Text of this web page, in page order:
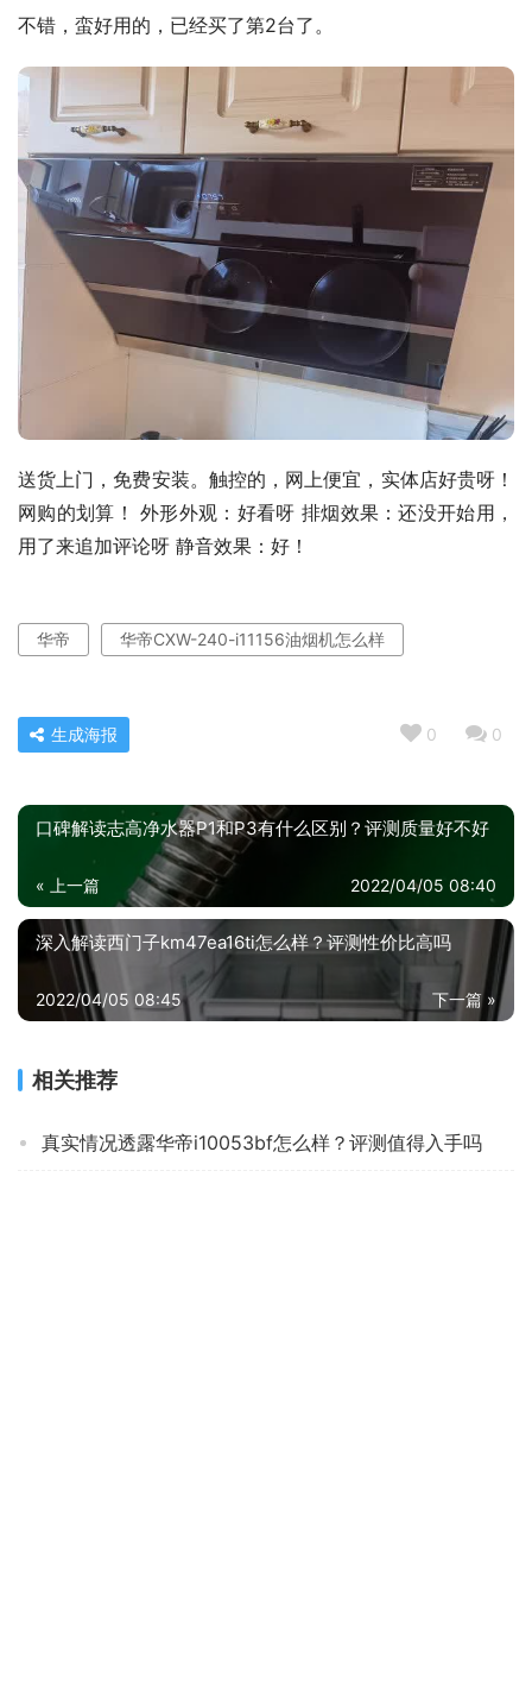
不错，蛮好用的，已经买了第2台了。
送货上门，免费安装。触控的，网上便宜，实体店好贵呀！
网购的划算！ 外形外观：好看呀 排烟效果：还没开始用，
用了来追加评论呀 静音效果：好！
华帝 华帝CXW-240-i11156油烟机怎么样
0 0
生成海报
口碑解读志高净水器P1和P3有什么区别？评测质量好不好
« 上一篇 2022/04/05 08:40
深入解读西门子km47ea16ti怎么样？评测性价比高吗
下一篇 »
2022/04/05 08:45
相关推荐
真实情况透露华帝i10053bf怎么样？评测值得入手吗